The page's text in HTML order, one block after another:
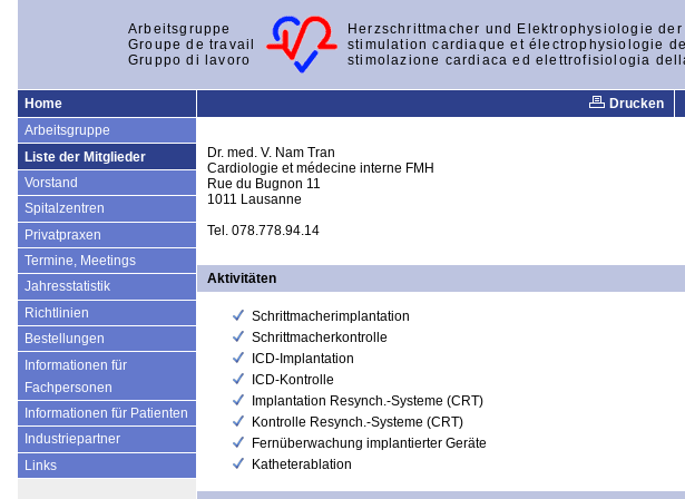
Arbeitsgruppe
Groupe de travail
Gruppo di lavoro
Herzschrittmacher und Elektrophysiologie der
stimulation cardiaque et électrophysiologie
stimolazione cardiaca ed elettrofisiologia
Home Drucken
Arbeitsgruppe
Liste der Mitglieder
Vorstand
Spitalzentren
Privatpraxen
Termine, Meetings
Jahresstatistik
Richtlinien
Bestellungen
Informationen für
Fachpersonen
Informationen für Patienten
Industriepartner
Links
Dr. med. V. Nam Tran
Cardiologie et médecine interne FMH
Rue du Bugnon 11
1011 Lausanne
Tel. 078.778.94.14
Aktivitäten
Schrittmacherimplantation
Schrittmacherkontrolle
ICD-Implantation
ICD-Kontrolle
Implantation Resynch.-Systeme (CRT)
Kontrolle Resynch.-Systeme (CRT)
Fernüberwachung implantierter Geräte
Katheterablation